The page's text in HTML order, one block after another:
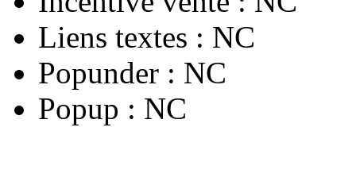
Liens textes : NC
Popunder : NC
Popup : NC